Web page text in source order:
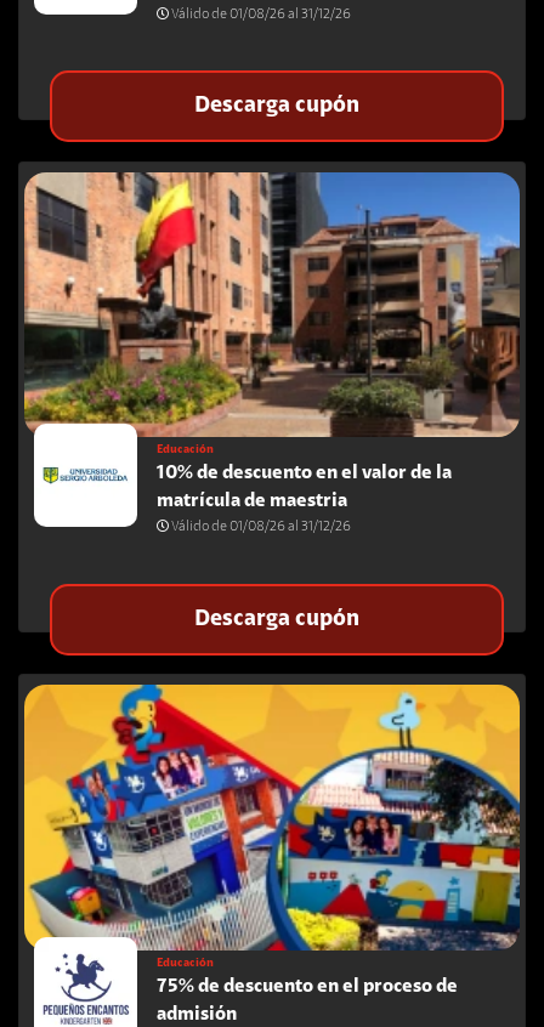
Válido de 01/08/26 al 31/12/26
Descarga cupón
Educación
10% de descuento en el valor de la
matrícula de maestria
Válido de 01/08/26 al 31/12/26
Descarga cupón
Educación
75% de descuento en el proceso de
admisión